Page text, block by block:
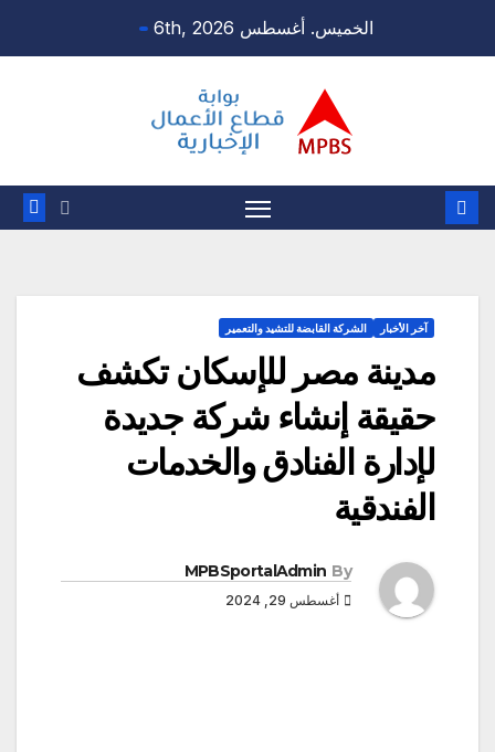
الخميس. أغسطس 6th, 2026
آخر الأخبار الشركة القابضة للتشيد والتعمير
مدينة مصر للإسكان تكشف
حقيقة إنشاء شركة جديدة
لإدارة الفنادق والخدمات
الفندقية
By
MPBSportalAdmin
أغسطس 29, 2024